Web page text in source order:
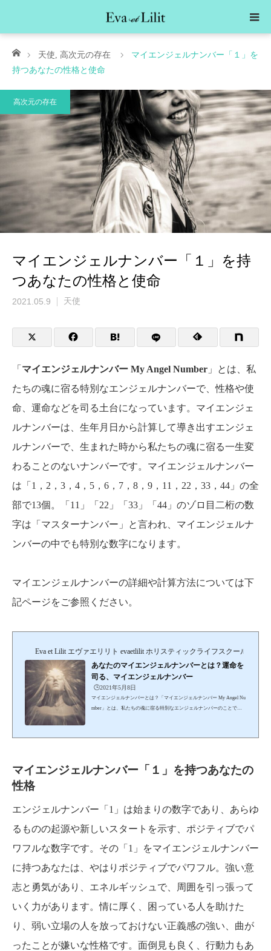
ホーム天使, 高次元の存在
マイエンジェルナンバー「１」を
持つあなたの性格と使命
高次元の存在
マイエンジェルナンバー「１」を持
つあなたの性格と使命
2021.05.9 天使
「 マイエンジェルナンバー My Angel Number 」とは、私
たちの魂に宿る特別なエンジェルナンバーで、性格や使
命、運命などを司る土台になっています。マイエンジェ
ルナンバーは、生年月日から計算して導き出すエンジェ
ルナンバーで、生まれた時から私たちの魂に宿る一生変
わることのないナンバーです。マイエンジェルナンバー
は「1，2，3，4，5，6，7，8，9，11，22，33，44」の全
部で13個。「11」「22」「33」「44」のゾロ目二桁の数
字は「マスターナンバー」と言われ、マイエンジェルナ
ンバーの中でも特別な数字になります。
マイエンジェルナンバーの詳細や計算方法については下
記ページをご参照ください。
Eva et Lilit エヴァエリリト evaetlilit ホリスティックライフスクール＆セ
あなたのマイエンジェルナンバーとは？運命を
司る、マイエンジェルナンバー
🕒️2021年5月8日
マイエンジェルナンバーとは？「マイエンジェルナンバー My Angel Nu
mber」とは、私たちの魂に宿る特別なエンジェルナンバーのことで
ーは、生年月日から計算して導き出すエンジェルナンバーで、生まれた
す数字には「ソウルナンバー」や「運命数」と言われるも...
マイエンジェルナンバー「１」を持つあなたの
性格
エンジェルナンバー「1」は始まりの数字であり、あらゆ
るものの起源や新しいスタートを示す、ポジティブでパ
ワフルな数字です。その「1」をマイエンジェルナンバー
に持つあなたは、やはりポジティブでパワフル。強い意
志と勇気があり、エネルギッシュで、周囲を引っ張って
いく力があります。情に厚く、困っている人を助けた
り、弱い立場の人を放っておけない正義感の強い、曲が
ったことが嫌いな性格です。面倒見も良く、行動力もあ